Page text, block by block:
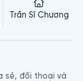
Trần Sĩ Chương
sẻ, đối thoại và